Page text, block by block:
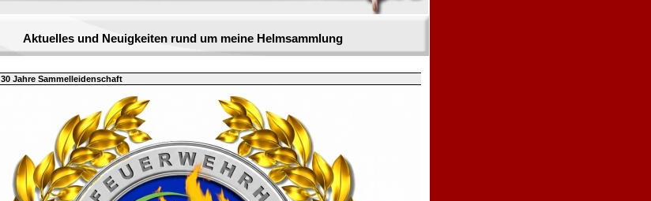
Aktuelles und Neuigkeiten rund um meine Helmsammlung
30 Jahre Sammelleidenschaft